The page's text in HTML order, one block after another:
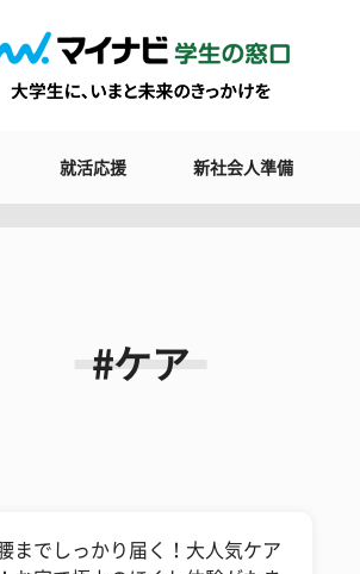
就活応援 新社会人準備
#ケア
までしっかり届く！大人気ケア